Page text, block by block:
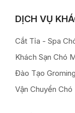
DỊCH VỤ
Cắt Tỉa - Spa
Khách Sạn Chó
Đào Tạo Groming
Vận Chuyển Chó